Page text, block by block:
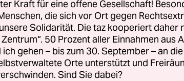
so viel russisches
Die anhaltende Sperrung der
der weltweiten
und erste Futures –
im kommenden Winter –
Kraft für eine offene Gesellschaft!
die sich vor Ort gegen
Solidarität. Die taz kooperiert daher
50 Prozent aller Einnahmen aus
ich gehen – bis zum 30. September – an
Orte unterstützt und
Sind Sie dabei?